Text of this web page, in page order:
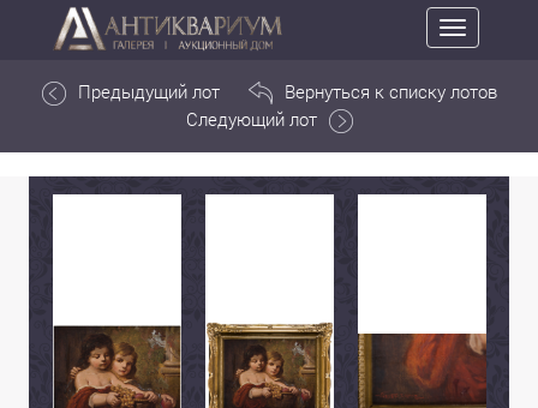
Toggle
navigation
Предыдущий лот
Вернуться к списку лотов
Следующий лот